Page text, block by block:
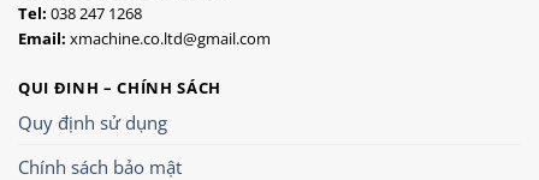
Tel: 038 247 1268
Email: xmachine.co.ltd@gmail.com
QUI ĐINH – CHÍNH SÁCH
Quy định sử dụng
Chính sách bảo mật